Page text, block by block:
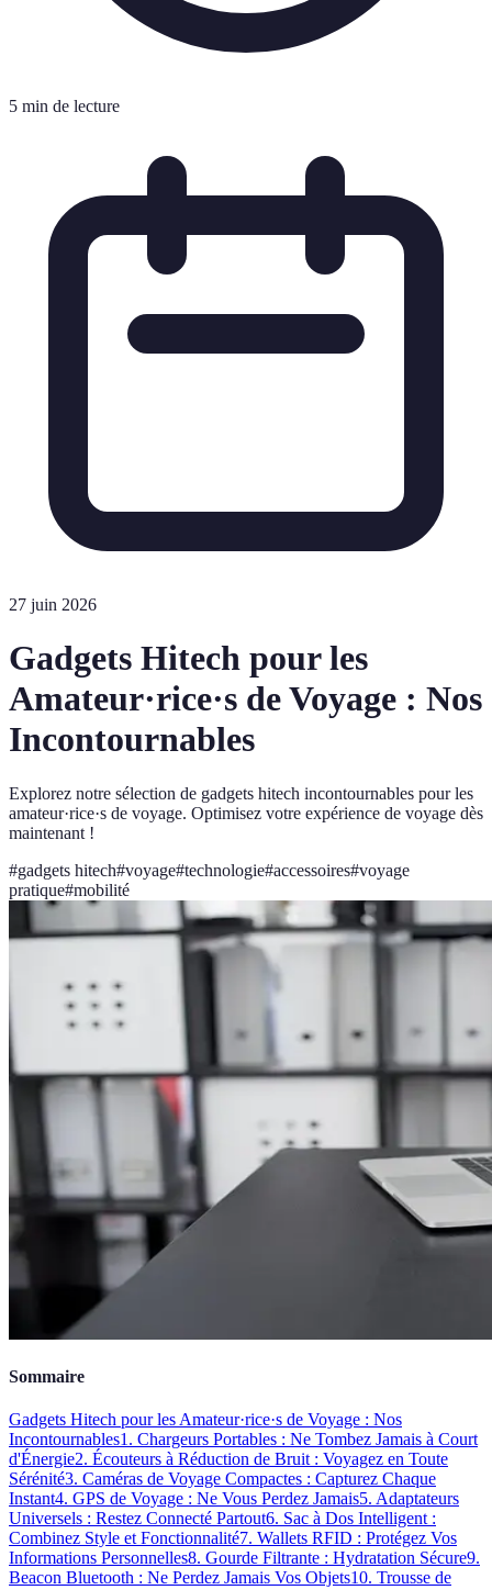
5 min de lecture
27 juin 2026
Gadgets Hitech pour les
Amateur·rice·s de Voyage : Nos
Incontournables
Explorez notre sélection de gadgets hitech incontournables pour les
amateur·rice·s de voyage. Optimisez votre expérience de voyage dès
maintenant !
#gadgets hitech#voyage#technologie#accessoires#voyage
pratique#mobilité
Sommaire
Gadgets Hitech pour les Amateur·rice·s de Voyage : Nos
Incontournables1. Chargeurs Portables : Ne Tombez Jamais à Court
d'Énergie2. Écouteurs à Réduction de Bruit : Voyagez en Toute
Sérénité3. Caméras de Voyage Compactes : Capturez Chaque
Instant4. GPS de Voyage : Ne Vous Perdez Jamais5. Adaptateurs
Universels : Restez Connecté Partout6. Sac à Dos Intelligent :
Combinez Style et Fonctionnalité7. Wallets RFID : Protégez Vos
Informations Personnelles8. Gourde Filtrante : Hydratation Sécure9.
Beacon Bluetooth : Ne Perdez Jamais Vos Objets10. Trousse de